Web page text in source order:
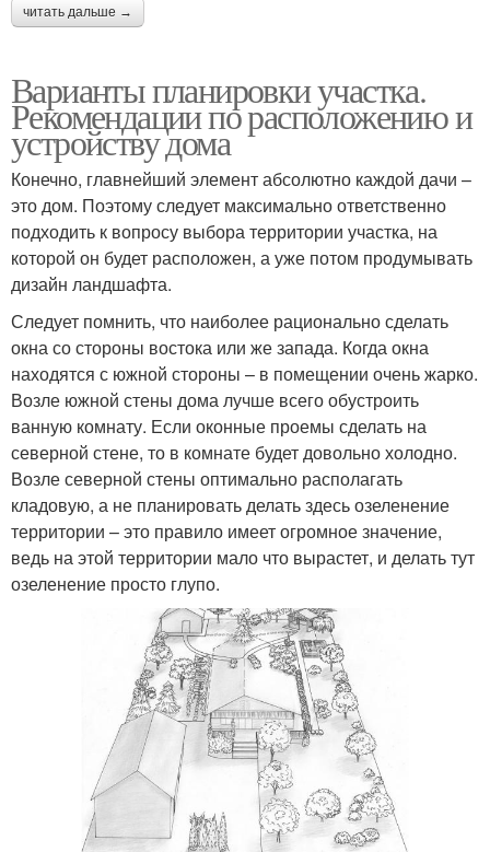
читать дальше →
Варианты планировки участка.
Рекомендации по расположению и
устройству дома
Конечно, главнейший элемент абсолютно каждой дачи –
это дом. Поэтому следует максимально ответственно
подходить к вопросу выбора территории участка, на
которой он будет расположен, а уже потом продумывать
дизайн ландшафта.
Следует помнить, что наиболее рационально сделать
окна со стороны востока или же запада. Когда окна
находятся с южной стороны – в помещении очень жарко.
Возле южной стены дома лучше всего обустроить
ванную комнату. Если оконные проемы сделать на
северной стене, то в комнате будет довольно холодно.
Возле северной стены оптимально располагать
кладовую, а не планировать делать здесь озеленение
территории – это правило имеет огромное значение,
ведь на этой территории мало что вырастет, и делать тут
озеленение просто глупо.